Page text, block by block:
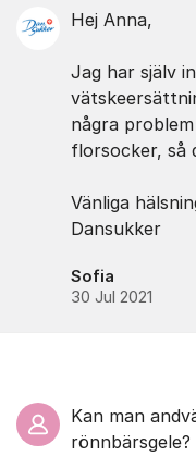
Hej Anna,
Jag har själv
några
florsocker, så
Vänliga
Dansukker
Sofia
30 Jul 2021
Kan man